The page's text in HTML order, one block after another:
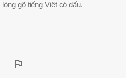
gõ tiếng Việt có dấu.